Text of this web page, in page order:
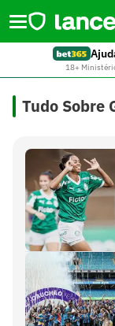
18+
Tudo Sobre